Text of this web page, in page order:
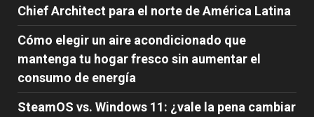
Chief Architect para el norte de América Latina
Cómo elegir un aire acondicionado que
mantenga tu hogar fresco sin aumentar el
consumo de energía
SteamOS vs. Windows 11: ¿vale la pena cambiar